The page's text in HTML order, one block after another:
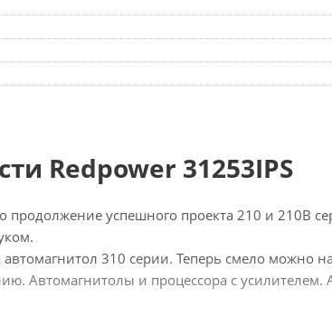
Redpower 31253IPS
продолжение успешного проекта 210 и 210B
310 серии. Теперь смело можно
Автомагнитолы и процессора с усилителем.